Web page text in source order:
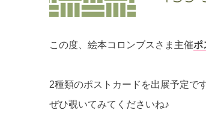
この度、絵本コロンブスさま主催ポ
2種類のポストカードを出展予定で
ぜひ覗いてみてくださいね♪